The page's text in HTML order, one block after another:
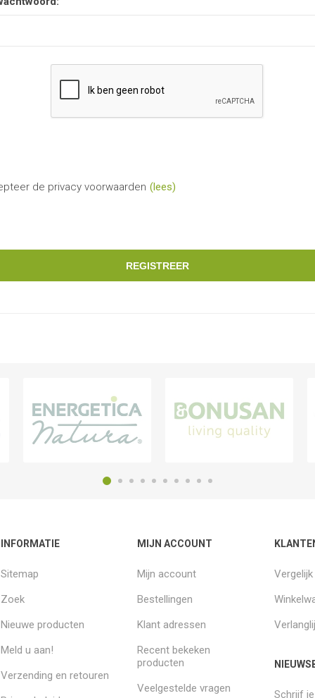
de privacy voorwaarden (lees)
REGISTREER
INFORMATIE
Sitemap
Zoek
Nieuwe producten
Meld u aan!
Verzending en retouren
MIJN ACCOUNT
Mijn account
Bestellingen
Klant adressen
Recent bekeken
producten
Veelgestelde vragen
Schrijf